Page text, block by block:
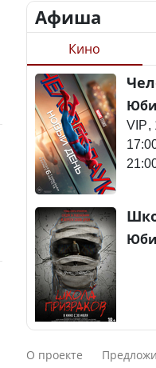
алименты, экология
чем говорят с
избирателями
представители
Министр рассказал,
чего делают колбасу
Казахстане
почему
Афиша
Кино
VIP
О проекте